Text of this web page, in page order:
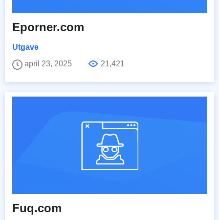
Eporner.com
Utgave
april 23, 2025
21,421
Fuq.com